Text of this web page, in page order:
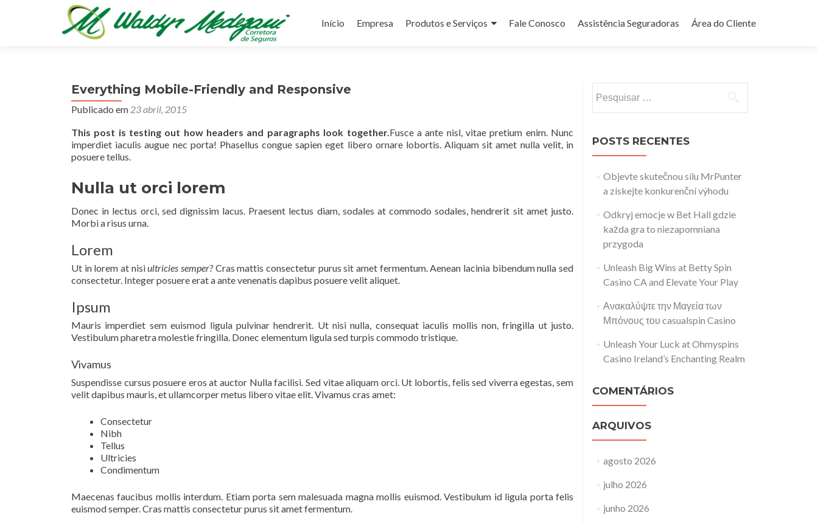
para
Início Empresa Produtos e Serviços Fale Conosco Assistência Seguradoras Área do Cliente
Everything Mobile-Friendly and Responsive
Publicado em 23 abril, 2015
This post is testing out how headers and paragraphs look together.Fusce a ante nisl, vitae pretium enim. Nunc
imperdiet iaculis augue nec porta! Phasellus congue sapien eget libero ornare lobortis. Aliquam sit amet nulla velit, in
posuere tellus.
Nulla ut orci lorem
Donec in lectus orci, sed dignissim lacus. Praesent lectus diam, sodales at commodo sodales, hendrerit sit amet justo.
Morbi a risus urna.
Lorem
Ut in lorem at nisiultricies semper?Cras mattis consectetur purus sit amet fermentum. Aenean lacinia bibendum nulla sed
consectetur. Integer posuere erat a ante venenatis dapibus posuere velit aliquet.
Ipsum
Mauris imperdiet sem euismod ligula pulvinar hendrerit. Ut nisi nulla, consequat iaculis mollis non, fringilla ut justo.
Vestibulum pharetra molestie fringilla. Donec elementum ligula sed turpis commodo tristique.
Vivamus
Suspendisse cursus posuere eros at auctor Nulla facilisi. Sed vitae aliquam orci. Ut lobortis, felis sed viverra egestas, sem
velit dapibus mauris, et ullamcorper metus libero vitae elit. Vivamus cras amet:
Consectetur
Nibh
Tellus
Ultricies
Condimentum
Maecenas faucibus mollis interdum. Etiam porta sem malesuada magna mollis euismod. Vestibulum id ligula porta felis
euismod semper. Cras mattis consectetur purus sit amet fermentum.
por:
POSTS RECENTES
Objevte skutečnou sílu MrPunter
a získejte konkurenční výhodu
Odkryj emocje w Bet Hall gdzie
każda gra to niezapomniana
przygoda
Unleash Big Wins at Betty Spin
Casino CA and Elevate Your Play
Ανακαλύψτε την Μαγεία των
Μπόνους του casualspin Casino
Unleash Your Luck at Ohmyspins
Casino Ireland’s Enchanting Realm
COMENTÁRIOS
ARQUIVOS
agosto 2026
julho 2026
junho 2026